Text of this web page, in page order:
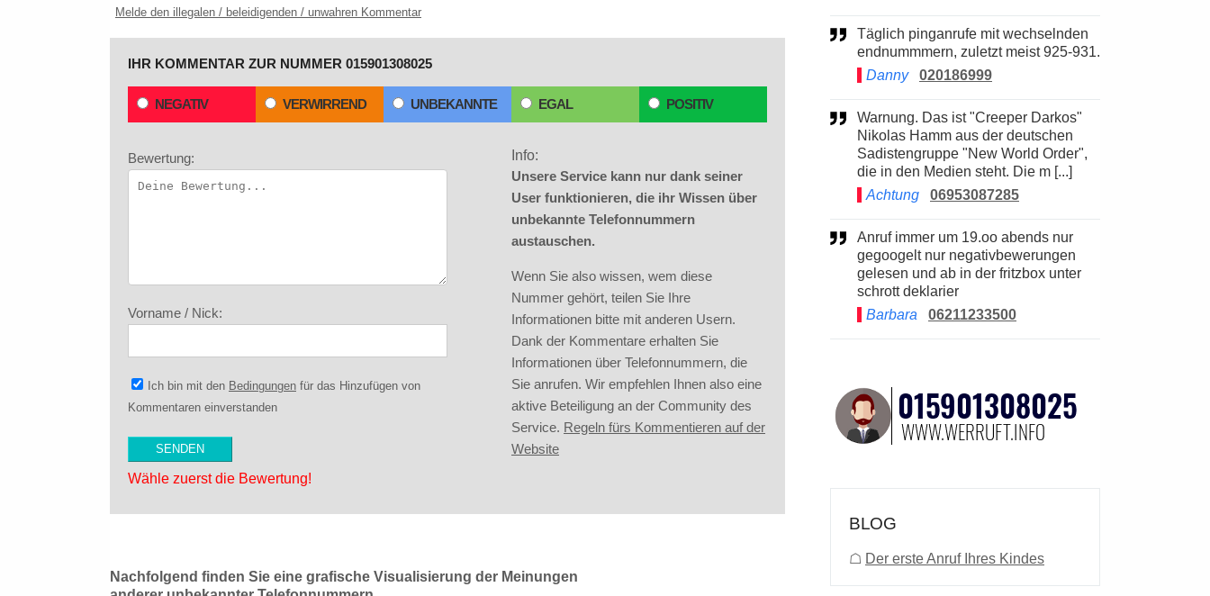
Melde den illegalen / beleidigenden / unwahren Kommentar
IHR KOMMENTAR ZUR NUMMER 015901308025
NEGATIV VERWIRREND UNBEKANNTE EGAL POSITIV
Bewertung:
Vorname / Nick:
Ich bin mit den Bedingungen für das Hinzufügen von
Kommentaren einverstanden
Wähle zuerst die Bewertung!
Info:
Unsere Service kann nur dank seiner
User funktionieren, die ihr Wissen über
unbekannte Telefonnummern
austauschen.
Wenn Sie also wissen, wem diese
Nummer gehört, teilen Sie Ihre
Informationen bitte mit anderen Usern.
Dank der Kommentare erhalten Sie
Informationen über Telefonnummern, die
Sie anrufen. Wir empfehlen Ihnen also eine
aktive Beteiligung an der Community des
Service. Regeln fürs Kommentieren auf der
Website
Nachfolgend finden Sie eine grafische Visualisierung der Meinungen
Täglich pinganrufe mit wechselnden
endnummmern, zuletzt meist 925-931.
Danny
020186999
Warnung. Das ist "Creeper Darkos"
Nikolas Hamm aus der deutschen
Sadistengruppe "New World Order",
die in den Medien steht. Die m [...]
Achtung
06953087285
Anruf immer um 19.oo abends nur
gegoogelt nur negativbewerungen
gelesen und ab in der fritzbox unter
schrott deklarier
Barbara
06211233500
BLOG
☖ Der erste Anruf Ihres Kindes